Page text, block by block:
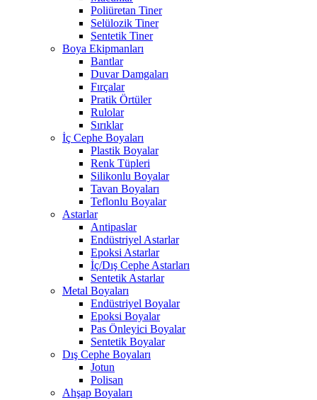
Poliüretan Tiner
Selülozik Tiner
Sentetik Tiner
Boya Ekipmanları
Bantlar
Duvar Damgaları
Fırçalar
Pratik Örtüler
Rulolar
Sırıklar
İç Cephe Boyaları
Plastik Boyalar
Renk Tüpleri
Silikonlu Boyalar
Tavan Boyaları
Teflonlu Boyalar
Astarlar
Antipaslar
Endüstriyel Astarlar
Epoksi Astarlar
İç/Dış Cephe Astarları
Sentetik Astarlar
Metal Boyaları
Endüstriyel Boyalar
Epoksi Boyalar
Pas Önleyici Boyalar
Sentetik Boyalar
Dış Cephe Boyaları
Jotun
Polisan
Ahşap Boyaları